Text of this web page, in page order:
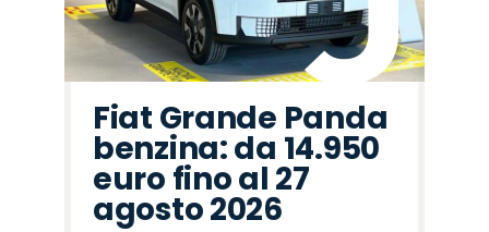
Fiat Grande Panda
benzina: da 14.950
euro fino al 27
agosto 2026